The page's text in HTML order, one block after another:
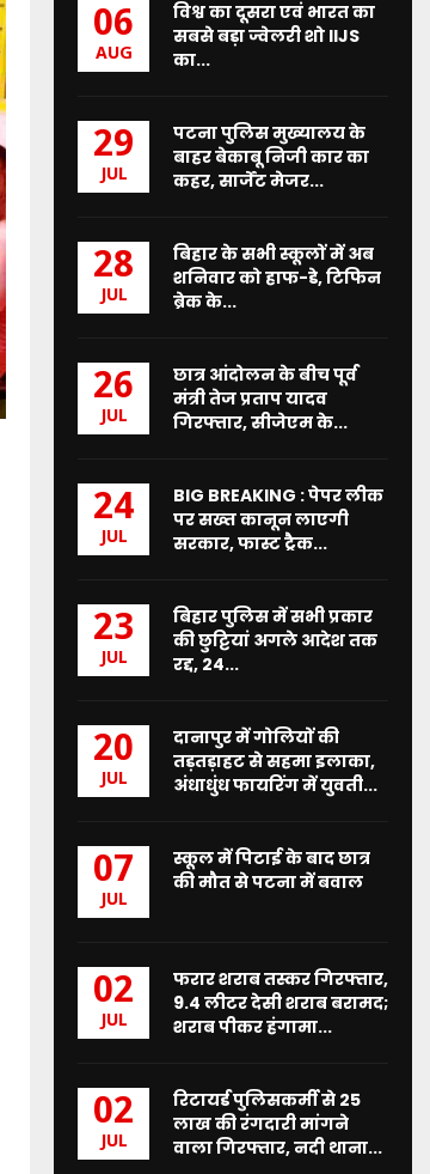
06
AUG
विश्व का दूसरा एवं भारत का
सबसे बड़ा ज्वेलरी शो IIJS
का...
29
JUL
पटना पुलिस मुख्यालय के
बाहर बेकाबू निजी कार का
कहर, सार्जेंट मेजर...
28
JUL
बिहार के सभी स्कूलों में अब
शनिवार को हाफ-डे, टिफिन
ब्रेक के...
26
JUL
छात्र आंदोलन के बीच पूर्व
मंत्री तेज प्रताप यादव
गिरफ्तार, सीजेएम के...
24
JUL
BIG BREAKING : पेपर लीक
पर सख्त कानून लाएगी
सरकार, फास्ट ट्रैक...
23
JUL
बिहार पुलिस में सभी प्रकार
की छुट्टियां अगले आदेश तक
रद्द, 24...
20
JUL
दानापुर में गोलियों की
तड़तड़ाहट से सहमा इलाका,
अंधाधुंध फायरिंग में युवती...
07
JUL
स्कूल में पिटाई के बाद छात्र
की मौत से पटना में बवाल
02
JUL
फरार शराब तस्कर गिरफ्तार,
9.4 लीटर देसी शराब बरामद;
शराब पीकर हंगामा...
02
JUL
रिटायर्ड पुलिसकर्मी से 25
लाख की रंगदारी मांगने
वाला गिरफ्तार, नदी थाना...